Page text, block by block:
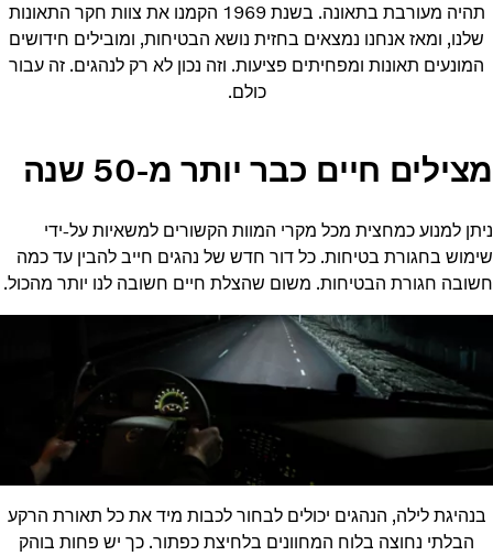
תהיה מעורבת בתאונה. בשנת 1969 הקמנו את צוות חקר התאונות
שלנו, ומאז אנחנו נמצאים בחזית נושא הבטיחות, ומובילים חידושים
המונעים תאונות ומפחיתים פציעות. וזה נכון לא רק לנהגים. זה עבור
כולם.
מצילים חיים כבר יותר מ-50 שנה
ניתן למנוע כמחצית מכל מקרי המוות הקשורים למשאיות על-ידי
שימוש בחגורת בטיחות. כל דור חדש של נהגים חייב להבין עד כמה
חשובה חגורת הבטיחות. משום שהצלת חיים חשובה לנו יותר מהכול.
בנהיגת לילה, הנהגים יכולים לבחור לכבות מיד את כל תאורת הרקע
הבלתי נחוצה בלוח המחוונים בלחיצת כפתור. כך יש פחות בוהק